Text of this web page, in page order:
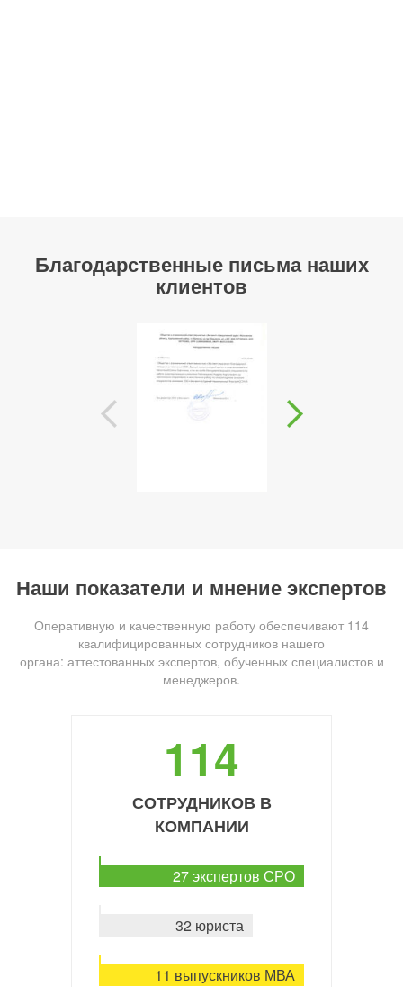
Благодарственные письма наших
клиентов
Наши показатели и мнение экспертов
Оперативную и качественную работу обеспечивают 114
квалифицированных сотрудников нашего
органа: аттестованных экспертов, обученных специалистов и
менеджеров.
114
СОТРУДНИКОВ В
КОМПАНИИ
27 экспертов СРО
32 юриста
11 выпускников МВА